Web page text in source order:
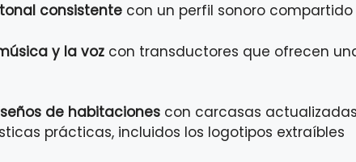
consistente con un perfil sonoro compartido
y la voz con transductores que ofrecen
de habitaciones con carcasas
prácticas, incluidos los logotipos extraíbles